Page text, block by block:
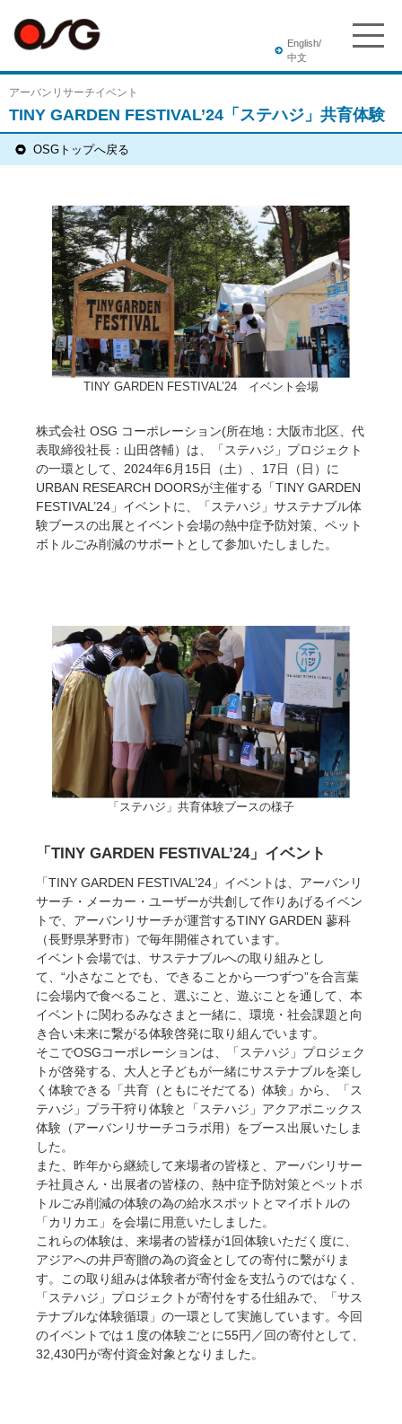
English/
中文
アーバンリサーチイベント
TINY GARDEN FESTIVAL’24「ステハジ」共育体験
OSGトップへ戻る
TINY GARDEN FESTIVAL’24 イベント会場
株式会社 OSG コーポレーション(所在地：大阪市北区、代
表取締役社長：山田啓輔）は、「ステハジ」プロジェクト
の一環として、2024年6月15日（土）、17日（日）に
URBAN RESEARCH DOORSが主催する「TINY GARDEN
FESTIVAL’24」イベントに、「ステハジ」サステナブル体
験ブースの出展とイベント会場の熱中症予防対策、ペット
ボトルごみ削減のサポートとして参加いたしました。
「ステハジ」共育体験ブースの様子
「TINY GARDEN FESTIVAL’24」イベント
「TINY GARDEN FESTIVAL’24」イベントは、アーバンリ
サーチ・メーカー・ユーザーが共創して作りあげるイベン
トで、アーバンリサーチが運営するTINY GARDEN 蓼科
（長野県茅野市）で毎年開催されています。
イベント会場では、サステナブルへの取り組みとし
て、“小さなことでも、できることから一つずつ”を合言葉
に会場内で食べること、選ぶこと、遊ぶことを通して、本
イベントに関わるみなさまと一緒に、環境・社会課題と向
き合い未来に繋がる体験啓発に取り組んでいます。
そこでOSGコーポレーションは、「ステハジ」プロジェク
トが啓発する、大人と子どもが一緒にサステナブルを楽し
く体験できる「共育（ともにそだてる）体験」から、「ス
テハジ」プラ干狩り体験と「ステハジ」アクアポニックス
体験（アーバンリサーチコラボ用）をブース出展いたしま
した。
また、昨年から継続して来場者の皆様と、アーバンリサー
チ社員さん・出展者の皆様の、熱中症予防対策とペットボ
トルごみ削減の体験の為の給水スポットとマイボトルの
「カリカエ」を会場に用意いたしました。
これらの体験は、来場者の皆様が1回体験いただく度に、
アジアへの井戸寄贈の為の資金としての寄付に繫がりま
す。この取り組みは体験者が寄付金を支払うのではなく、
「ステハジ」プロジェクトが寄付をする仕組みで、「サス
テナブルな体験循環」の一環として実施しています。今回
のイベントでは１度の体験ごとに55円／回の寄付として、
32,430円が寄付資金対象となりました。